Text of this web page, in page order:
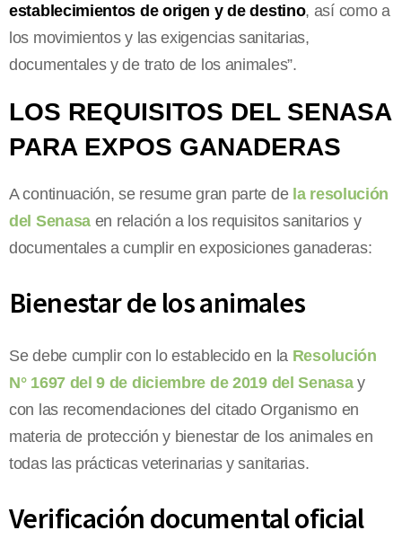
establecimientos de origen y de destino, así como a
los movimientos y las exigencias sanitarias,
documentales y de trato de los animales”.
LOS REQUISITOS DEL SENASA
PARA EXPOS GANADERAS
A continuación, se resume gran parte de la resolución
del Senasa en relación a los requisitos sanitarios y
documentales a cumplir en exposiciones ganaderas:
Bienestar de los animales
Se debe cumplir con lo establecido en la Resolución
N° 1697 del 9 de diciembre de 2019 del Senasay
con las recomendaciones del citado Organismo en
materia de protección y bienestar de los animales en
todas las prácticas veterinarias y sanitarias.
Verificación documental oficial